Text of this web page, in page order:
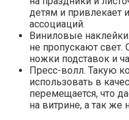
детям и привлекает
ассоциаций.
Виниловые
не пропускают свет.
ножки подставок и
Пресс-волл. Такую
использовать в
перемещается, что
на витрине, а так же